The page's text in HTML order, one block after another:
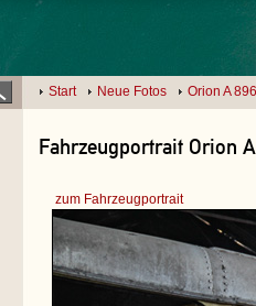
Start Neue Fotos Orion A 896
Fahrzeugportrait Orion
zum Fahrzeugportrait